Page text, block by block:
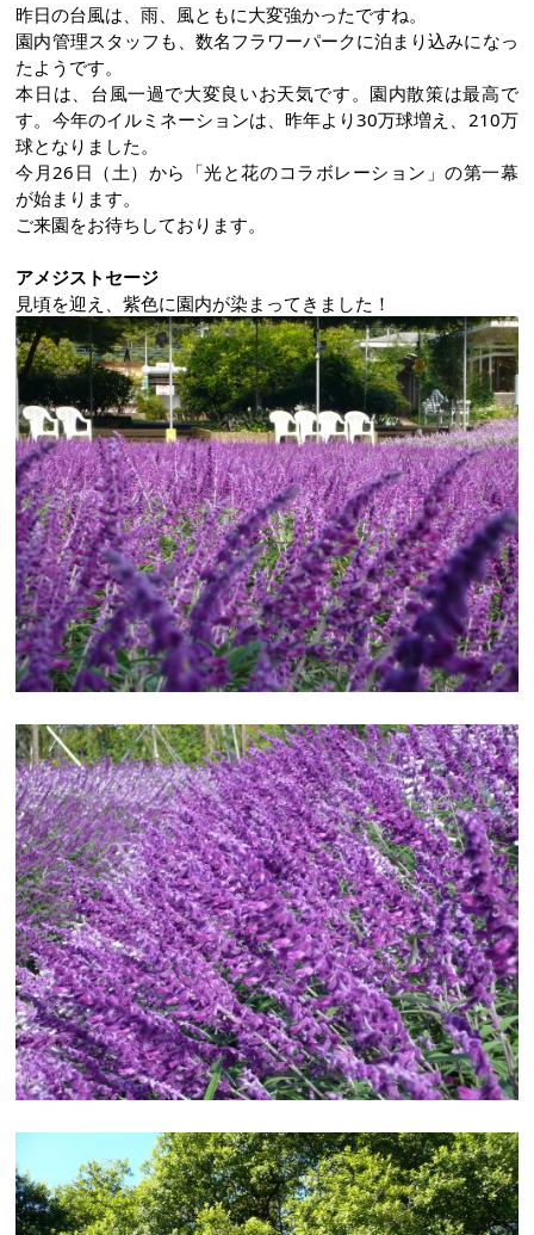
昨日の台風は、雨、風ともに大変強かったですね。
園内管理スタッフも、数名フラワーパークに泊まり込みになっ
たようです。
本日は、台風一過で大変良いお天気です。園内散策は最高で
す。今年のイルミネーションは、昨年より30万球増え、210万
球となりました。
今月26日（土）から「光と花のコラボレーション」の第一幕
が始まります。
ご来園をお待ちしております。
アメジストセージ
見頃を迎え、紫色に園内が染まってきました！